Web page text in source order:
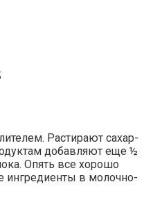
Растирают сахар-
добавляют еще ½
Опять все хорошо
ингредиенты в молочно-